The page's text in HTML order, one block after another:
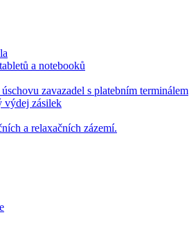
a notebooků
zavazadel s platebním terminálem
výdej zásilek